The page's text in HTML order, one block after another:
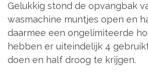
Gelukkig stond de opvangbak
wasmachine muntjes open en
daarmee een ongelimiteerde
hebben er uiteindelijk 4
doen en half droog te krijgen.